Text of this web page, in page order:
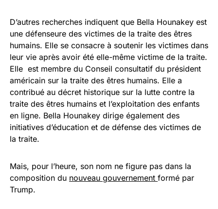
D’autres recherches indiquent que Bella Hounakey est
une défenseure des victimes de la traite des êtres
humains. Elle se consacre à soutenir les victimes dans
leur vie après avoir été elle-même victime de la traite.
Elle est membre du Conseil consultatif du président
américain sur la traite des êtres humains. Elle a
contribué au décret historique sur la lutte contre la
traite des êtres humains et l’exploitation des enfants
en ligne. Bella Hounakey dirige également des
initiatives d’éducation et de défense des victimes de
la traite.
Mais, pour l’heure, son nom ne figure pas dans la
composition du nouveau gouvernement formé par
Trump.